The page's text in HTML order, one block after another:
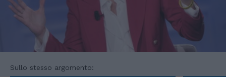
Sullo stesso argomento: